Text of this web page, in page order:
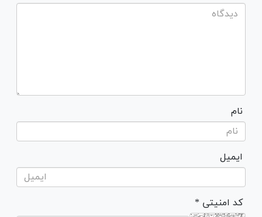
نام
ایمیل
* کد امنیتی